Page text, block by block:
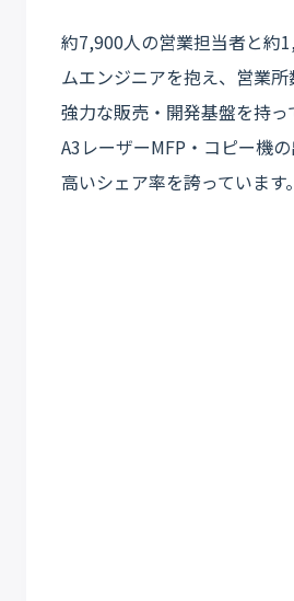
約7,900人の営業担当者と約
ムエンジニアを抱え、営業所
強力な販売・開発基盤を持っ
A3レーザーMFP・コピー機
高いシェア率を誇っています。